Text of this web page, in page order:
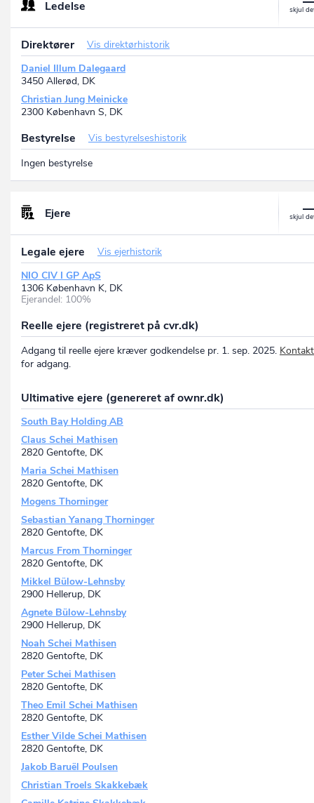
Ledelse
Direktører
Vis direktørhistorik
Daniel Illum Dalegaard
3450 Allerød, DK
Christian Jung Meinicke
2300 København S, DK
Bestyrelse
Vis bestyrelseshistorik
Ingen bestyrelse
Ejere
Legale ejere
Vis ejerhistorik
NIO CIV I GP ApS
1306 København K, DK
Ejerandel: 100%
Reelle ejere (registreret på cvr.dk)
Adgang til reelle ejere kræver godkendelse pr. 1. sep. 2025.
for adgang.
Ultimative ejere (genereret af ownr.dk)
South Bay Holding AB
Claus Schei Mathisen
2820 Gentofte, DK
Maria Schei Mathisen
2820 Gentofte, DK
Mogens Thorninger
Sebastian Yanang Thorninger
2820 Gentofte, DK
Marcus From Thorninger
2820 Gentofte, DK
Mikkel Bülow-Lehnsby
2900 Hellerup, DK
Agnete Bülow-Lehnsby
2900 Hellerup, DK
Noah Schei Mathisen
2820 Gentofte, DK
Peter Schei Mathisen
2820 Gentofte, DK
Theo Emil Schei Mathisen
2820 Gentofte, DK
Esther Vilde Schei Mathisen
2820 Gentofte, DK
Jakob Baruël Poulsen
Christian Troels Skakkebæk